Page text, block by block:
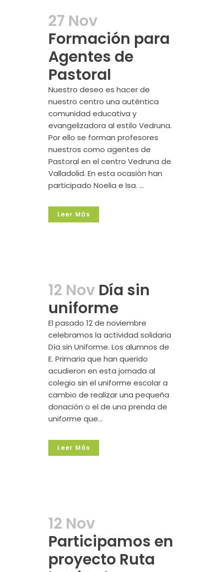
27 Nov
Formación para
Agentes de
Pastoral
Nuestro deseo es hacer de
nuestro centro una auténtica
comunidad educativa y
evangelizadora al estilo Vedruna.
Por ello se forman profesores
nuestros como agentes de
Pastoral en el centro Vedruna de
Valladolid. En esta ocasión han
participado Noelia e Isa. ...
Leer Más
12 Nov Día sin
uniforme
El pasado 12 de noviembre
celebramos la actividad solidaria
Día sin Uniforme. Los alumnos de
E. Primaria que han querido
acudieron en esta jornada al
colegio sin el uniforme escolar a
cambio de realizar una pequeña
donación o el de una prenda de
uniforme que...
Leer Más
12 Nov
Participamos en
proyecto Ruta